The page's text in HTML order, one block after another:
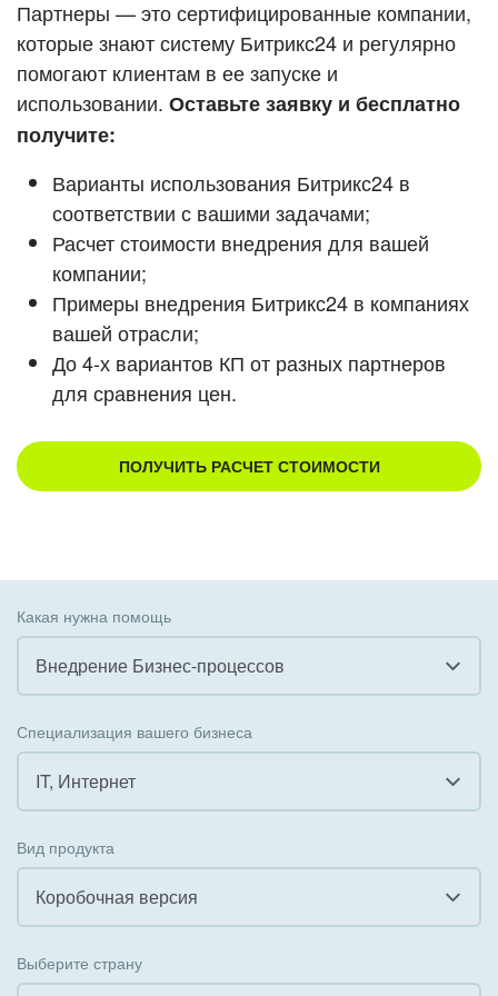
ВХОД
ВХОД
Смотреть видеокейсы
Партнеры — это сертифицированные компании,
которые знают систему Битрикс24 и регулярно
помогают клиентам в ее запуске и
использовании. Оставьте заявку и бесплатно
получите:
Варианты использования Битрикс24 в
соответствии с вашими задачами;
Расчет стоимости внедрения для вашей
компании;
Примеры внедрения Битрикс24 в компаниях
вашей отрасли;
До 4-х вариантов КП от разных партнеров
для сравнения цен.
ПОЛУЧИТЬ РАСЧЕТ СТОИМОСТИ
Какая нужна помощь
Внедрение Бизнес-процессов
Внедрение КЭДО
Интеграция с 1С
Организация задач и проектов
Внедрение Бизнес-процессов
Специализация вашего бизнеса
IT, Интернет
Государственные организации
Коммунальные услуги, ЖКХ
Вид продукта
Коробочная версия
Выберите страну